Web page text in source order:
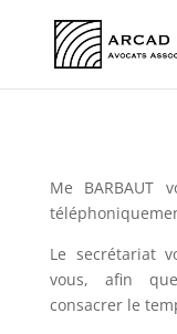
Me BARBAUT
Le secrétariat
vous, afin
consacrer le